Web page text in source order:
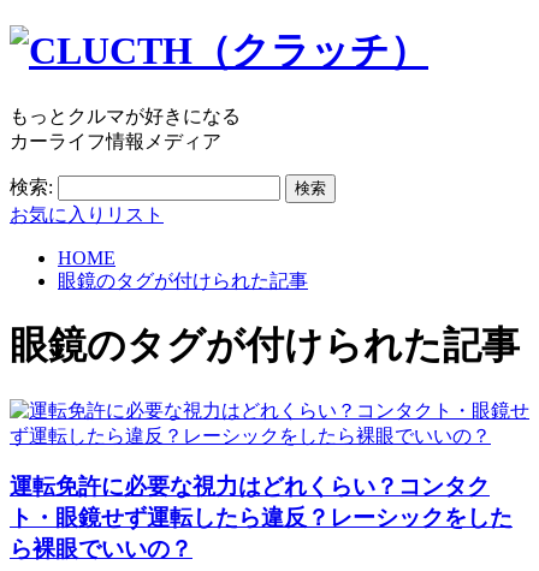
もっとクルマが好きになる
カーライフ情報メディア
検索:
お気に入りリスト
HOME
眼鏡のタグが付けられた記事
眼鏡のタグが付けられた記事
運転免許に必要な視力はどれくらい？コンタク
ト・眼鏡せず運転したら違反？レーシックをした
ら裸眼でいいの？